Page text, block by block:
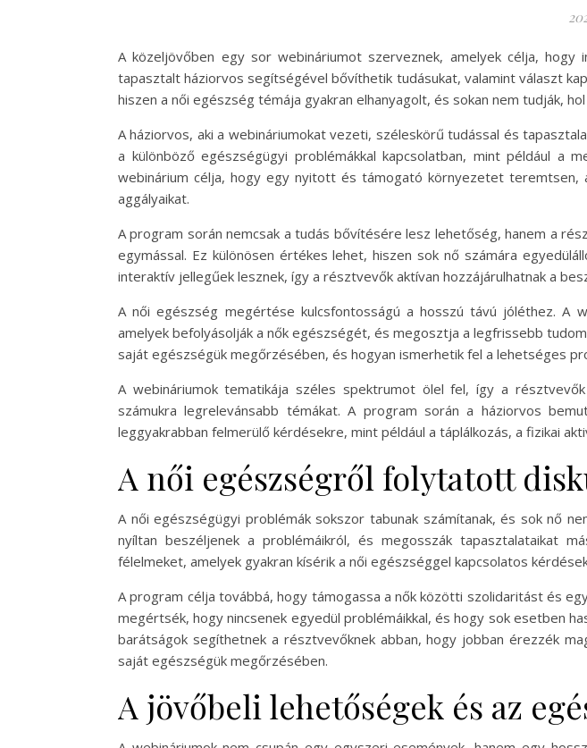
A közeljövőben egy sor webináriumot szerveznek, amelyek célja,
tapasztalt háziorvos segítségével bővíthetik tudásukat, valamint választ
hiszen a női egészség témája gyakran elhanyagolt, és sokan nem tudják,
A háziorvos, aki a webináriumokat vezeti, széleskörű tudással és
a különböző egészségügyi problémákkal kapcsolatban, mint például a
webinárium célja, hogy egy nyitott és támogató környezetet teremtsen,
aggályaikat.
A program során nemcsak a tudás bővítésére lesz lehetőség, hanem a
egymással. Ez különösen értékes lehet, hiszen sok nő számára
interaktív jellegűek lesznek, így a résztvevők aktívan hozzájárulhatnak a
A női egészség megértése kulcsfontosságú a hosszú távú jóléthez. A
amelyek befolyásolják a nők egészségét, és megosztja a legfrissebb
saját egészségük megőrzésében, és hogyan ismerhetik fel a lehetséges
A webináriumok tematikája széles spektrumot ölel fel, így a
számukra legrelevánsabb témákat. A program során a háziorvos
leggyakrabban felmerülő kérdésekre, mint például a táplálkozás, a fizikai
A női egészségről folytatott
A női egészségügyi problémák sokszor tabunak számítanak, és sok nő
nyíltan beszéljenek a problémáikról, és megosszák tapasztalataikat
félelmeket, amelyek gyakran kísérik a női egészséggel kapcsolatos
A program célja továbbá, hogy támogassa a nők közötti szolidaritást és
megértsék, hogy nincsenek egyedül problémáikkal, és hogy sok esetben
barátságok segíthetnek a résztvevőknek abban, hogy jobban érezzék
saját egészségük megőrzésében.
A jövőbeli lehetőségek és az